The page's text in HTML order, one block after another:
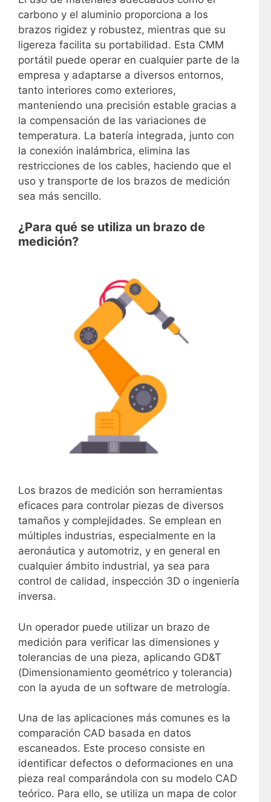
carbono y el aluminio proporciona a los
brazos rigidez y robustez, mientras que su
ligereza facilita su portabilidad. Esta CMM
portátil puede operar en cualquier parte de la
empresa y adaptarse a diversos entornos,
tanto interiores como exteriores,
manteniendo una precisión estable gracias a
la compensación de las variaciones de
temperatura. La batería integrada, junto con
la conexión inalámbrica, elimina las
restricciones de los cables, haciendo que el
uso y transporte de los brazos de medición
sea más sencillo.
¿Para qué se utiliza un brazo de
medición?
Los brazos de medición son herramientas
eficaces para controlar piezas de diversos
tamaños y complejidades. Se emplean en
múltiples industrias, especialmente en la
aeronáutica y automotriz, y en general en
cualquier ámbito industrial, ya sea para
control de calidad, inspección 3D o ingeniería
inversa.
Un operador puede utilizar un brazo de
medición para verificar las dimensiones y
tolerancias de una pieza, aplicando GD&T
(Dimensionamiento geométrico y tolerancia)
con la ayuda de un software de metrología.
Una de las aplicaciones más comunes es la
comparación CAD basada en datos
escaneados. Este proceso consiste en
identificar defectos o deformaciones en una
pieza real comparándola con su modelo CAD
teórico. Para ello, se utiliza un mapa de color